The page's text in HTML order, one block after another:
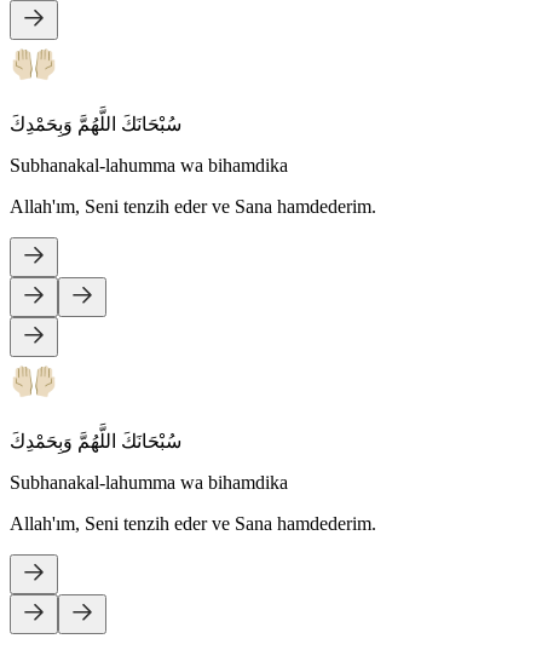
سُبْحَانَكَ اللَّهُمَّ وَبِحَمْدِكَ
Subhanakal-lahumma wa bihamdika
Allah'ım, Seni tenzih eder ve Sana hamdederim.
سُبْحَانَكَ اللَّهُمَّ وَبِحَمْدِكَ
Subhanakal-lahumma wa bihamdika
Allah'ım, Seni tenzih eder ve Sana hamdederim.